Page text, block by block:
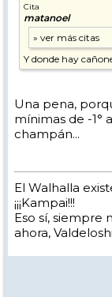
Cita
matanoel
Y donde hay
Una pena,
mínimas de -1°
champán...
El Walhalla
¡¡¡Kampai!!!
Eso sí, siempre
ahora,